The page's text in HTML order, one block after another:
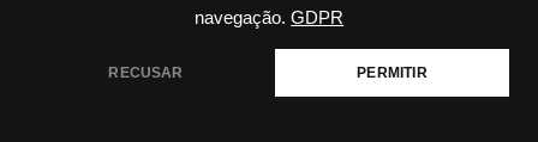
navegação. GDPR
RECUSAR PERMITIR